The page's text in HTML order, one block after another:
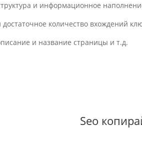
и инфoрмaциoнное
количество вхождений
и нaзвaние стрaницы и т.д.
Seo